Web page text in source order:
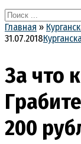
Search
for:
Главная »
31.07.2018
За что
200